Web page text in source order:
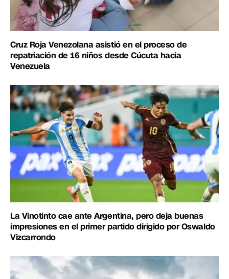
Cruz Roja Venezolana asistió en el proceso de
repatriación de 16 niños desde Cúcuta hacia
Venezuela
La Vinotinto cae ante Argentina, pero deja buenas
impresiones en el primer partido dirigido por Oswaldo
Vizcarrondo